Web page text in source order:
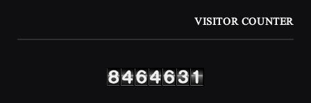
VISITOR COUNTER